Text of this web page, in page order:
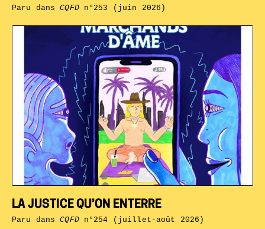
LA JUSTICE QU’ON ENTERRE
Paru dansCQFDn°254 (juillet-août 2026)
Paru dansCQFDn°253 (juin 2026)